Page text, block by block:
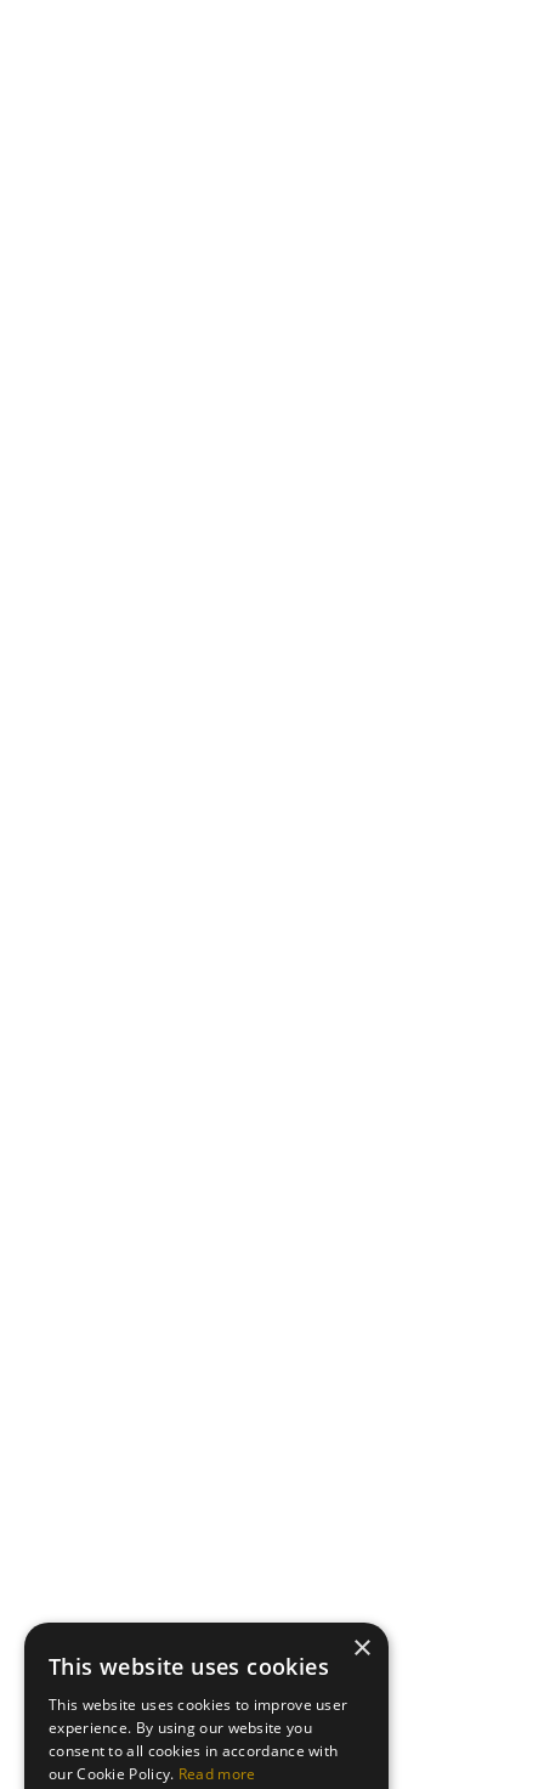
×
This website uses cookies
This website uses cookies to improve user
experience. By using our website you
consent to all cookies in accordance with
our Cookie Policy. Read more